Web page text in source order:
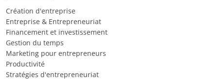
Création d'entreprise
Entreprise & Entrepreneuriat
Financement et investissement
Gestion du temps
Marketing pour entrepreneurs
Productivité
Stratégies d'entrepreneuriat